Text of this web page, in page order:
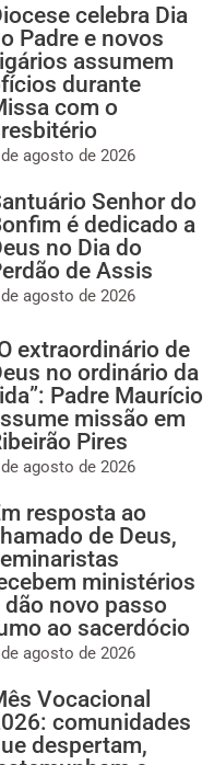
celebra Dia
Padre e novos
assumem
durante
com o
agosto de 2026
Senhor do
é dedicado a
no Dia do
de Assis
agosto de 2026
extraordinário de
no ordinário da
Padre Maurício
missão em
Pires
agosto de 2026
resposta ao
de Deus,
ministérios
dão novo passo
ao sacerdócio
agosto de 2026
Vocacional
comunidades
despertam,